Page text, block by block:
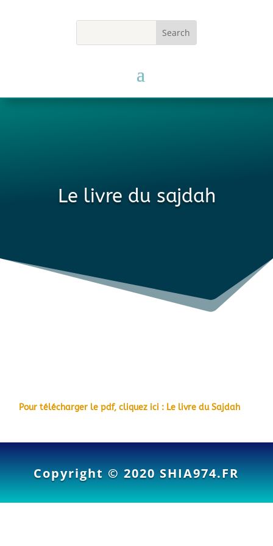
Le livre du sajdah
Pour télécharger le pdf, cliquez ici : Le livre du Sajdah
Copyright © 2020SHIA974.FR